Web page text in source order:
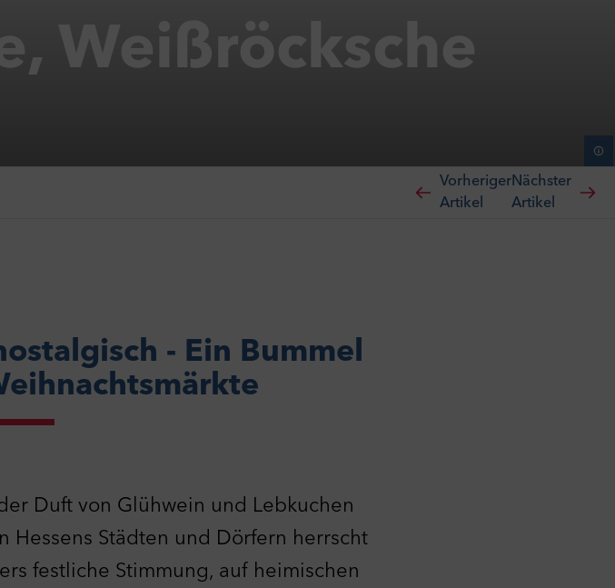
Weißröcksche
Vorheriger
Artikel
Nächster
Artikel
- Ein Bummel
Duft von Glühwein und Lebkuchen
Hessens Städten und Dörfern herrscht
festliche Stimmung, auf heimischen